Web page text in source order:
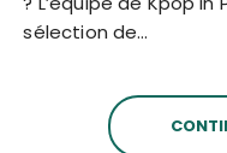
sélection de…